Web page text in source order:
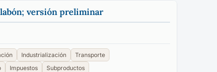
versión preliminar
Industrialización
Transporte
Impuestos Subproductos